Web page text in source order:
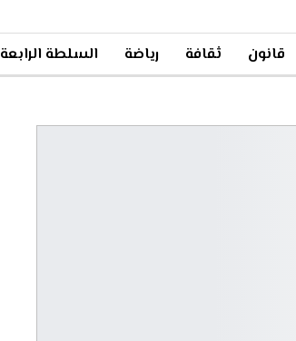
قانون ثقافة رياضة السلطة الرابعة